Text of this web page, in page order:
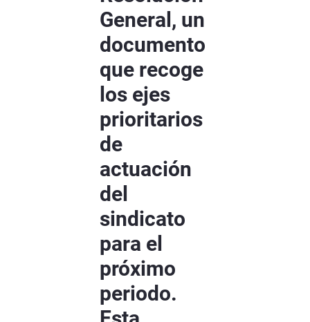
General, un
documento
que recoge
los ejes
prioritarios
de
actuación
del
sindicato
para el
próximo
periodo.